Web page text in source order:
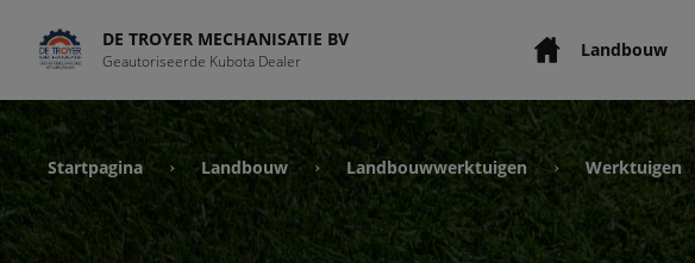
DE TROYER MECHANISATIE BV
Geautoriseerde Kubota Dealer Landbouw
Startpagina › Landbouw › Landbouwwerktuigen › Werktuigen